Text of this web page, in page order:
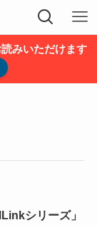
みいただけます
シリーズ」